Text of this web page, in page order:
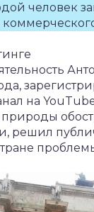
человек
на
решил